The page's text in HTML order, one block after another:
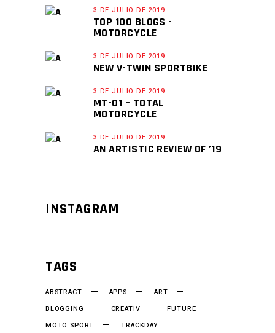
3 DE JULIO DE 2019
TOP 100 BLOGS -
MOTORCYCLE
3 DE JULIO DE 2019
NEW V-TWIN SPORTBIKE
3 DE JULIO DE 2019
MT-01 – TOTAL
MOTORCYCLE
3 DE JULIO DE 2019
AN ARTISTIC REVIEW OF ’19
INSTAGRAM
TAGS
ABSTRACT APPS
ART
BLOGGING
CREATIV
FUTURE
MOTO SPORT
TRACKDAY